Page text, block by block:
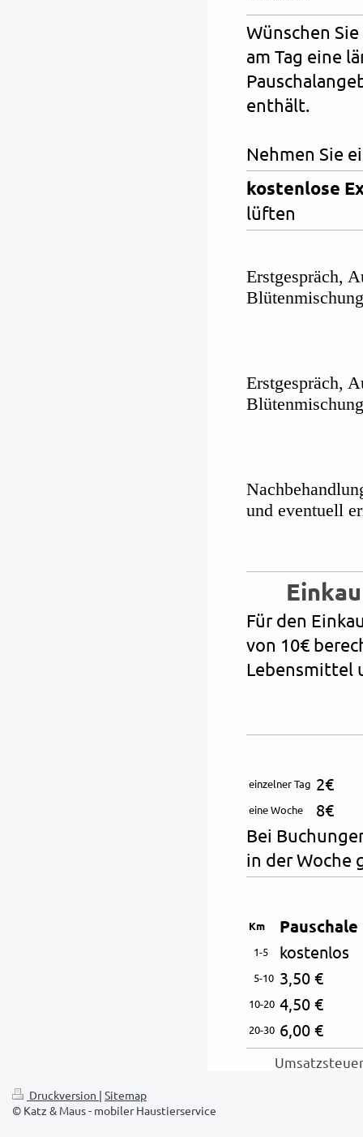
Wünschen
am Tag eine
enthält.
Nehmen Sie
kostenlose
lüften
Erstgespräch,
Erstgespräch,
und
Für den
von 10€
Lebensmittel
einzelner Tag 2€
eine Woche 8€
Bei
in der Woche
Km Pauschale
1-5 kostenlos
5-10 3,50 €
10-20 4,50 €
20-30 6,00 €
Druckversion | Sitemap
© Katz & Maus - mobiler Haustierservice